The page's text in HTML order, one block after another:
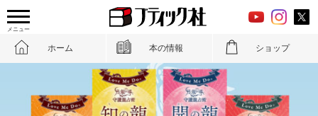
メニュー
ホーム 本の情報 ショップ